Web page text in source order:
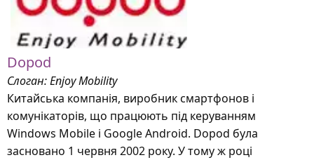
Dopod
Слоган: Enjoy Mobility
Китайська компанія, виробник смартфонов і
комунікаторів, що працюють під керуванням
Windows Mobile і Google Android. Dopod була
засновано 1 червня 2002 року. У тому ж році